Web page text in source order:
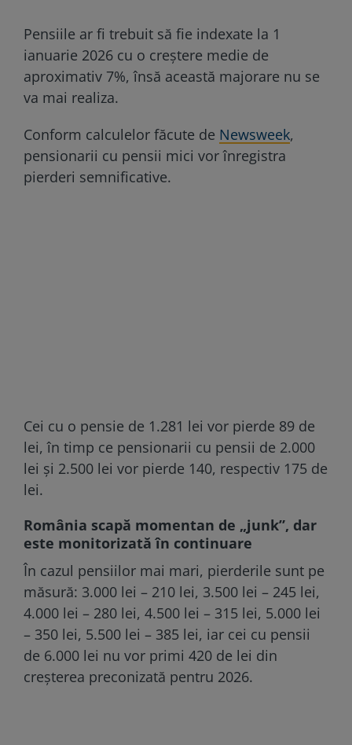
Pensiile ar fi trebuit să fie indexate la 1
ianuarie 2026 cu o creștere medie de
aproximativ 7%, însă această majorare nu se
va mai realiza.
Conform calculelor făcute de Newsweek,
pensionarii cu pensii mici vor înregistra
pierderi semnificative.
Cei cu o pensie de 1.281 lei vor pierde 89 de
lei, în timp ce pensionarii cu pensii de 2.000
lei și 2.500 lei vor pierde 140, respectiv 175 de
lei.
România scapă momentan de „junk”, dar
este monitorizată în continuare
În cazul pensiilor mai mari, pierderile sunt pe
măsură: 3.000 lei – 210 lei, 3.500 lei – 245 lei,
4.000 lei – 280 lei, 4.500 lei – 315 lei, 5.000 lei
– 350 lei, 5.500 lei – 385 lei, iar cei cu pensii
de 6.000 lei nu vor primi 420 de lei din
creșterea preconizată pentru 2026.